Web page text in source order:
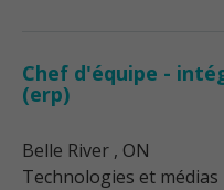
Chef d'équipe -
(erp)
Belle River , ON
Technologies et